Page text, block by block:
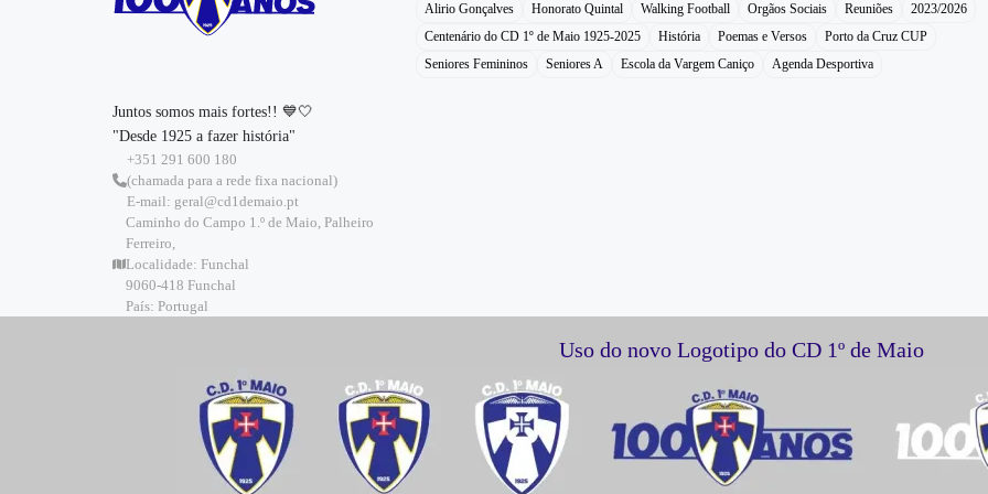
Juntos somos mais fortes!! 💙🤍
"Desde 1925 a fazer história"
+351 291 600 180
(chamada para a rede fixa nacional)
E-mail: geral@cd1demaio.pt
Caminho do Campo 1.º de Maio, Palheiro
Ferreiro,
Localidade: Funchal
9060-418 Funchal
País: Portugal
Alirio Gonçalves Honorato Quintal Walking Football Orgãos Sociais Reuniões
2023/2026
Centenário do CD 1º de Maio 1925-2025
História Poemas e Versos
Porto da Cruz CUP
Seniores Femininos
Seniores A Escola da Vargem Caniço Agenda Desportiva
Uso do novo Logotipo do CD 1º de Maio